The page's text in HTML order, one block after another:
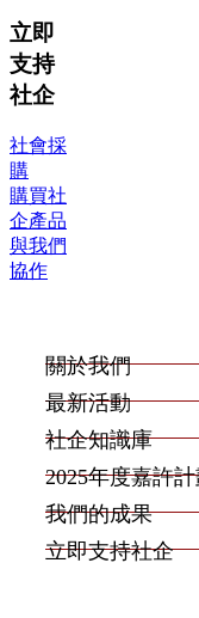
立即
支持
社企
社會採
購
購買社
企產品
與我們
協作
關於我們
最新活動
社企知識庫
2025年度嘉許
我們的成果
立即支持社企